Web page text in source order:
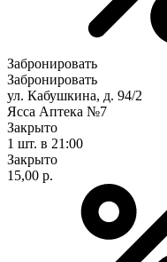
Забронировать
Забронировать
ул. Кабушкина, д. 94/2
Ясса Аптека №7
Закрыто
1 шт. в 21:00
Закрыто
15,00 р.